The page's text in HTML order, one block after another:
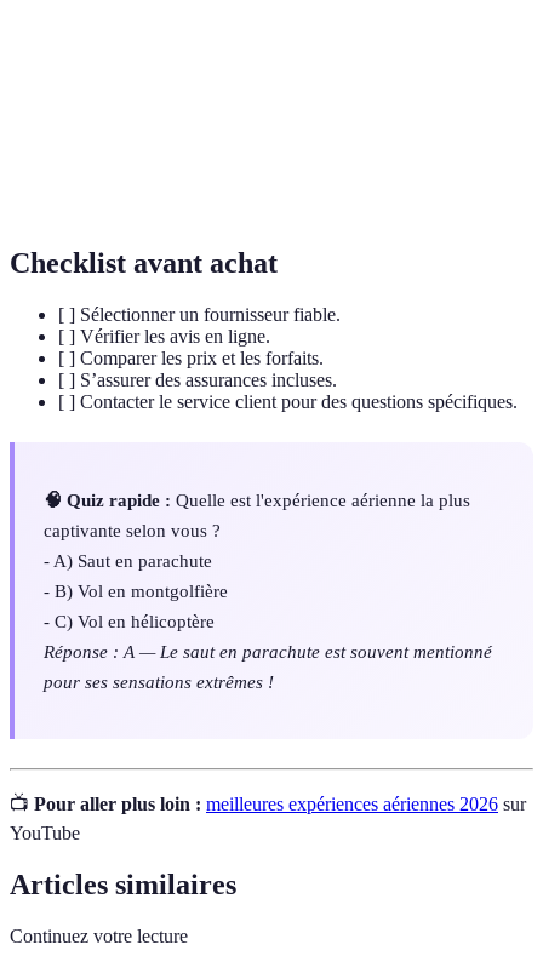
Checklist avant achat
[ ] Sélectionner un fournisseur fiable.
[ ] Vérifier les avis en ligne.
[ ] Comparer les prix et les forfaits.
[ ] S’assurer des assurances incluses.
[ ] Contacter le service client pour des questions spécifiques.
🧠 Quiz rapide : Quelle est l'expérience aérienne la plus
captivante selon vous ?
- A) Saut en parachute
- B) Vol en montgolfière
- C) Vol en hélicoptère
Réponse : A — Le saut en parachute est souvent mentionné
pour ses sensations extrêmes !
📺 Pour aller plus loin : meilleures expériences aériennes 2026 sur
YouTube
Articles similaires
Continuez votre lecture